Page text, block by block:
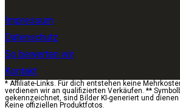
Impressum
Datenschutz
So bewerten wir
Kontakt
* Affiliate-Links. Für dich entstehen keine
verdienen wir an qualifizierten Verkäufen. **
gekennzeichnet, sind Bilder KI-generiert und
Keine offiziellen Produktfotos.